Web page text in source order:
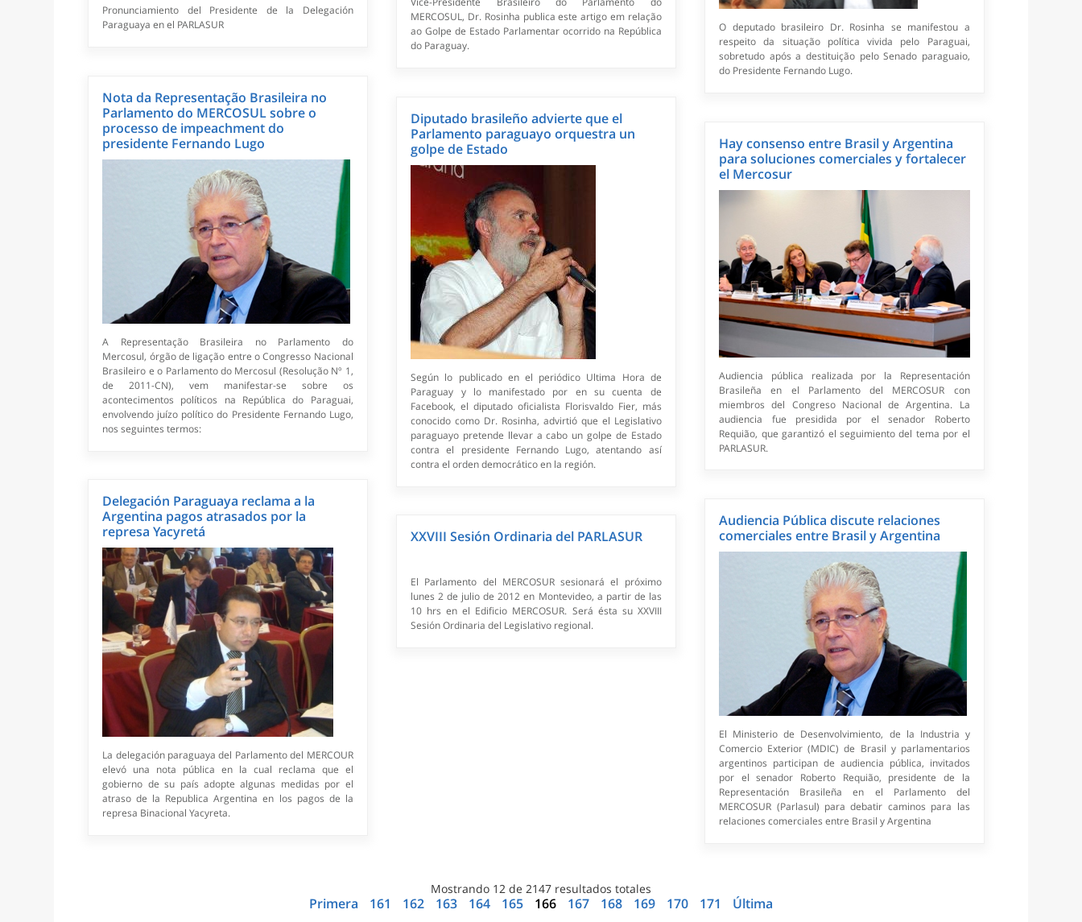
Pronunciamiento del Presidente de la Delegación
Paraguaya en el PARLASUR
MERCOSUL, Dr. Rosinha publica este artigo em relação
ao Golpe de Estado Parlamentar ocorrido na República
do Paraguay.
O deputado brasileiro Dr. Rosinha se manifestou a
respeito da situação política vivida pelo Paraguai,
sobretudo após a destituição pelo Senado paraguaio,
do Presidente Fernando Lugo.
Nota da Representação Brasileira no
Parlamento do MERCOSUL sobre o
processo de impeachment do
presidente Fernando Lugo
A Representação Brasileira no Parlamento do
Mercosul, órgão de ligação entre o Congresso Nacional
Brasileiro e o Parlamento do Mercosul (Resolução Nº 1,
de 2011-CN), vem manifestar-se sobre os
acontecimentos políticos na República do Paraguai,
envolvendo juízo político do Presidente Fernando Lugo,
nos seguintes termos:
Diputado brasileño advierte que el
Parlamento paraguayo orquestra un
golpe de Estado
Según lo publicado en el periódico Ultima Hora de
Paraguay y lo manifestado por en su cuenta de
Facebook, el diputado oficialista Florisvaldo Fier, más
conocido como Dr. Rosinha, advirtió que el Legislativo
paraguayo pretende llevar a cabo un golpe de Estado
contra el presidente Fernando Lugo, atentando así
contra el orden democrático en la región.
Hay consenso entre Brasil y Argentina
para soluciones comerciales y fortalecer
el Mercosur
Audiencia pública realizada por la Representación
Brasileña en el Parlamento del MERCOSUR con
miembros del Congreso Nacional de Argentina. La
audiencia fue presidida por el senador Roberto
Requião, que garantizó el seguimiento del tema por el
PARLASUR.
Delegación Paraguaya reclama a la
Argentina pagos atrasados por la
represa Yacyretá
La delegación paraguaya del Parlamento del MERCOUR
elevó una nota pública en la cual reclama que el
gobierno de su país adopte algunas medidas por el
atraso de la Republica Argentina en los pagos de la
represa Binacional Yacyreta.
Audiencia Pública discute relaciones
comerciales entre Brasil y Argentina
El Ministerio de Desenvolvimiento, de la Industria y
Comercio Exterior (MDIC) de Brasil y parlamentarios
argentinos participan de audiencia pública, invitados
por el senador Roberto Requião, presidente de la
Representación Brasileña en el Parlamento del
MERCOSUR (Parlasul) para debatir caminos para las
relaciones comerciales entre Brasil y Argentina
XXVIII Sesión Ordinaria del PARLASUR
El Parlamento del MERCOSUR sesionará el próximo
lunes 2 de julio de 2012 en Montevideo, a partir de las
10 hrs en el Edificio MERCOSUR. Será ésta su XXVIII
Sesión Ordinaria del Legislativo regional.
Mostrando 12de 2147resultados totales
Primera 161 162 163 164 165 166 167 168 169 170 171 Última